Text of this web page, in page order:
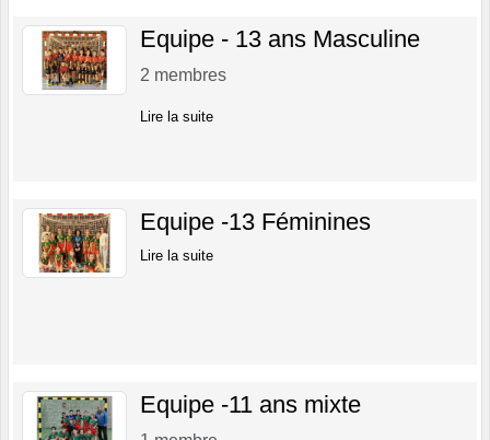
Equipe - 13 ans Masculine
2 membres
Lire la suite
Equipe -13 Féminines
Lire la suite
Equipe -11 ans mixte